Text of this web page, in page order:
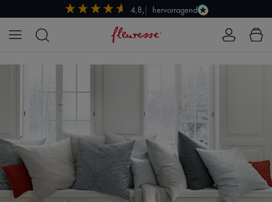
Zum Hauptinhalt springen hervorragend
4,8/5